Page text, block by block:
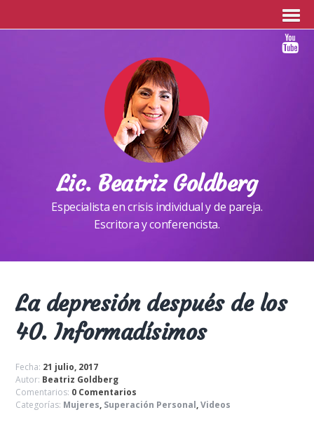
Lic. Beatriz Goldberg
Especialista en crisis individual y de pareja.
Escritora y conferencista.
La depresión después de los
40. Informadísimos
Fecha: 21 julio, 2017
Autor: Beatriz Goldberg
Comentarios: 0 Comentarios
Categorías: Mujeres, Superación Personal,Videos